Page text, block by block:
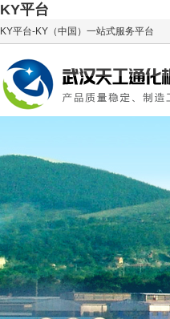
KY平台
KY平台-KY（中国）一站式服务平台